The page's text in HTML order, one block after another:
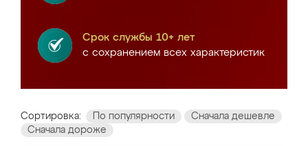
Срок службы 10+ лет
с сохранением всех характеристик
Сортировка: По популярности
Сначала дешевле
Сначала дороже